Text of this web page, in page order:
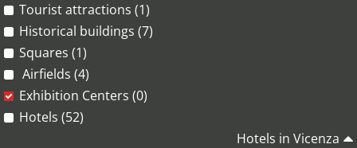
Tourist attractions (1)
Historical buildings (7)
Squares (1)
Airfields (4)
Exhibition Centers (0)
Hotels (52)
Hotels in Vicenza